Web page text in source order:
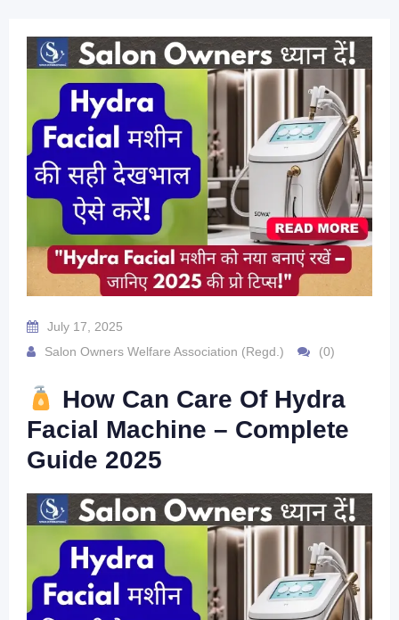
July 17, 2025
Salon Owners Welfare Association (Regd.)
(0)
How Can Care Of Hydra
Facial Machine – Complete
Guide 2025